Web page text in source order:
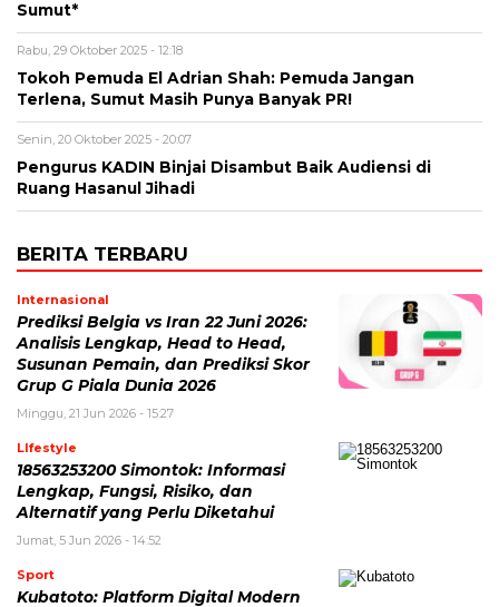
Sumut*
Rabu, 29 Oktober 2025 - 12:18
Tokoh Pemuda El Adrian Shah: Pemuda Jangan
Terlena, Sumut Masih Punya Banyak PR!
Senin, 20 Oktober 2025 - 20:07
Pengurus KADIN Binjai Disambut Baik Audiensi di
Ruang Hasanul Jihadi
BERITA TERBARU
Internasional
Prediksi Belgia vs Iran 22 Juni 2026:
Analisis Lengkap, Head to Head,
Susunan Pemain, dan Prediksi Skor
Grup G Piala Dunia 2026
Minggu, 21 Jun 2026 - 15:27
LIfestyle
18563253200 Simontok: Informasi
Lengkap, Fungsi, Risiko, dan
Alternatif yang Perlu Diketahui
Jumat, 5 Jun 2026 - 14:52
Sport
Kubatoto: Platform Digital Modern